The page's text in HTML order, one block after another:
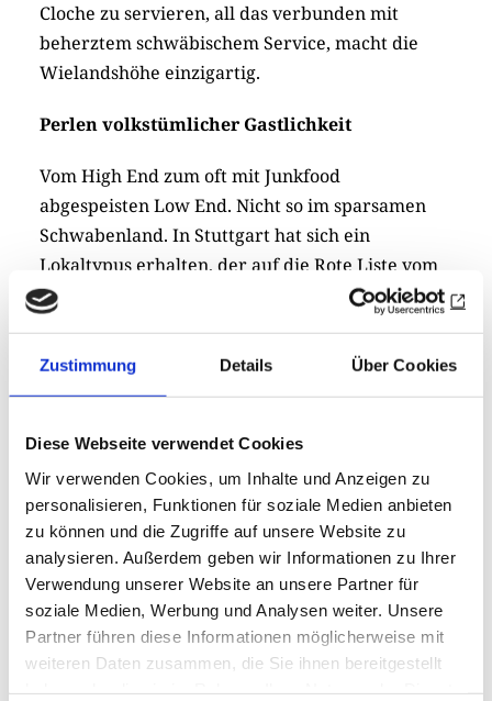
Zustimmung Details Über Cookies
Diese Webseite verwendet Cookies
Wir verwenden Cookies, um Inhalte und Anzeigen zu
personalisieren, Funktionen für soziale Medien anbieten
zu können und die Zugriffe auf unsere Website zu
analysieren. Außerdem geben wir Informationen zu Ihrer
Verwendung unserer Website an unsere Partner für
soziale Medien, Werbung und Analysen weiter. Unsere
Partner führen diese Informationen möglicherweise mit
weiteren Daten zusammen, die Sie ihnen bereitgestellt
Cloche zu servieren, all das verbunden mit
beherztem schwäbischem Service, macht die
Wielandshöhe einzigartig.
Perlen volkstümlicher Gastlichkeit
Vom High End zum oft mit Junkfood
abgespeisten Low End. Nicht so im sparsamen
Schwabenland. In Stuttgart hat sich ein
Lokaltypus erhalten, der auf die Rote Liste vom
Aussterben bedrohter Gaststätten gehört: die
einfachen, grundsoliden Speisen und
volkstümlicher Gastlichkeit. Die bewusst nicht
renovierte „Kiste“, die mit Wendeltreppe und
winzigen niedrigen Stuben an ein Schweizer
Erststockbeizli erinnert. Oder das Weinhaus
Stetter, bei dem mich immer fasziniert, dass
trotz fantastischer Auswahl an Lagenrieslingen
das Gros der Einheimischen sich zum
Spätzleeintopf „Gaisburger Marsch“ oder Sauren